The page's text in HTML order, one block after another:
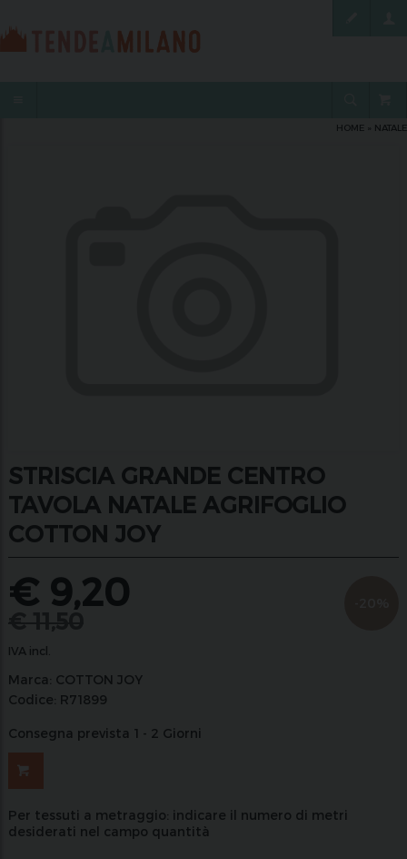
HOME NATALE
STRISCIA GRANDE CENTRO
TAVOLA NATALE AGRIFOGLIO
COTTON JOY
€ 9,20
IVA incl.
Marca: COTTON JOY
Codice: R71899
Consegna prevista 1 - 2 Giorni
Per tessuti a metraggio: indicare il numero di metri
desiderati nel campo quantità